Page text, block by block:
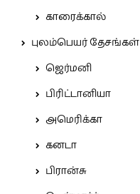
காரைக்கால்
புலம்பெயர் தேசங்கள்
ஜெர்மனி
பிரிட்டானியா
அமெரிக்கா
கனடா
பிரான்சு